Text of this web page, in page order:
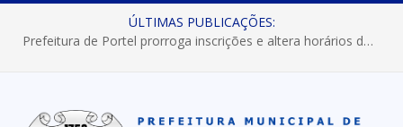
ÚLTIMAS PUBLICAÇÕES:
Prefeitura de Portel prorroga inscrições e altera horários dos concursos “Musa” e “Miss Mix Verão 2026”